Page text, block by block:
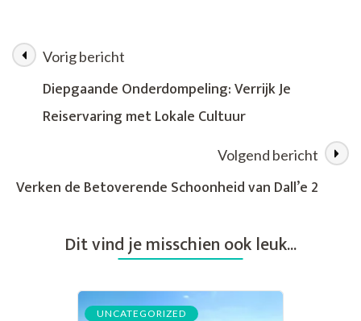
Berichtnavigatie
Vorig bericht
Diepgaande Onderdompeling: Verrijk Je
Reiservaring met Lokale Cultuur
Volgend bericht
Verken de Betoverende Schoonheid van Dall’e 2
Dit vind je misschien ook leuk...
UNCATEGORIZED